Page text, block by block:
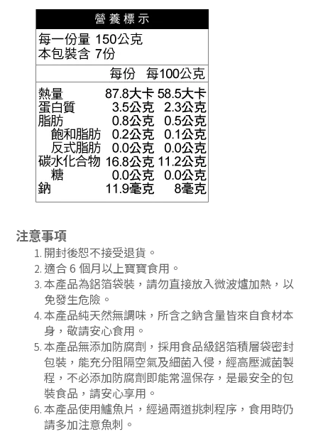
注意事項
開封後恕不接受退貨。
適合 6 個月以上寶寶食用。
本產品為鋁箔袋裝，請勿直接放入微波爐加熱，以
免發生危險。
本產品純天然無調味，所含之鈉含量皆來自食材本
身，敬請安心食用。
本產品無添加防腐劑，採用食品級鋁箔積層袋密封
包裝，能充分阻隔空氣及細菌入侵，經高壓滅菌製
程，不必添加防腐劑即能常溫保存，是最安全的包
裝食品，請安心享用。
本產品使用鱸魚片，經過兩道挑刺程序，食用時仍
請多加注意魚刺。